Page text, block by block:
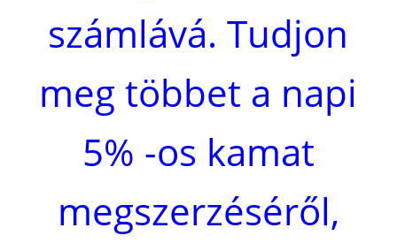
számlává. Tudjon
meg többet a napi
5% -os kamat
megszerzéséről,